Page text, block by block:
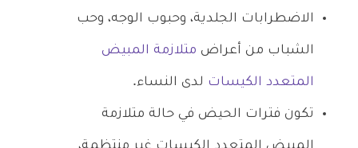
الاضطرابات الجلدية، وحبوب الوجه، وحب
الشباب من أعراض متلازمة المبيض
المتعدد الكيسات لدى النساء.
تكون فترات الحيض في حالة متلازمة